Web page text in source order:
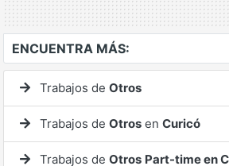
ENCUENTRA MÁS:
Trabajos de Otros
Trabajos de Otros en Curicó
Trabajos de Otros Part-time en